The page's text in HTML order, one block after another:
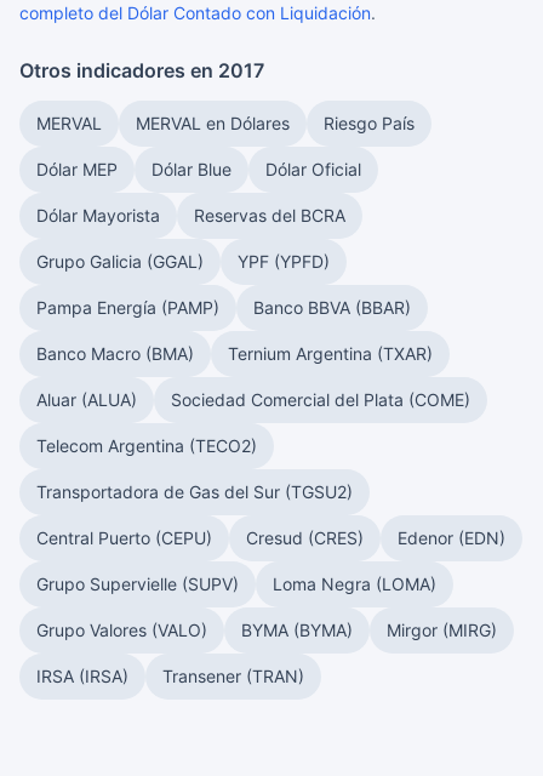
completo del Dólar Contado con Liquidación.
Otros indicadores en 2017
MERVAL MERVAL en Dólares Riesgo País
Dólar MEP Dólar Blue Dólar Oficial
Dólar Mayorista Reservas del BCRA
Grupo Galicia (GGAL) YPF (YPFD)
Pampa Energía (PAMP) Banco BBVA (BBAR)
Banco Macro (BMA) Ternium Argentina (TXAR)
Aluar (ALUA) Sociedad Comercial del Plata (COME)
Telecom Argentina (TECO2)
Transportadora de Gas del Sur (TGSU2)
Central Puerto (CEPU) Cresud (CRES) Edenor (EDN)
Grupo Supervielle (SUPV) Loma Negra (LOMA)
Grupo Valores (VALO) BYMA (BYMA) Mirgor (MIRG)
IRSA (IRSA) Transener (TRAN)